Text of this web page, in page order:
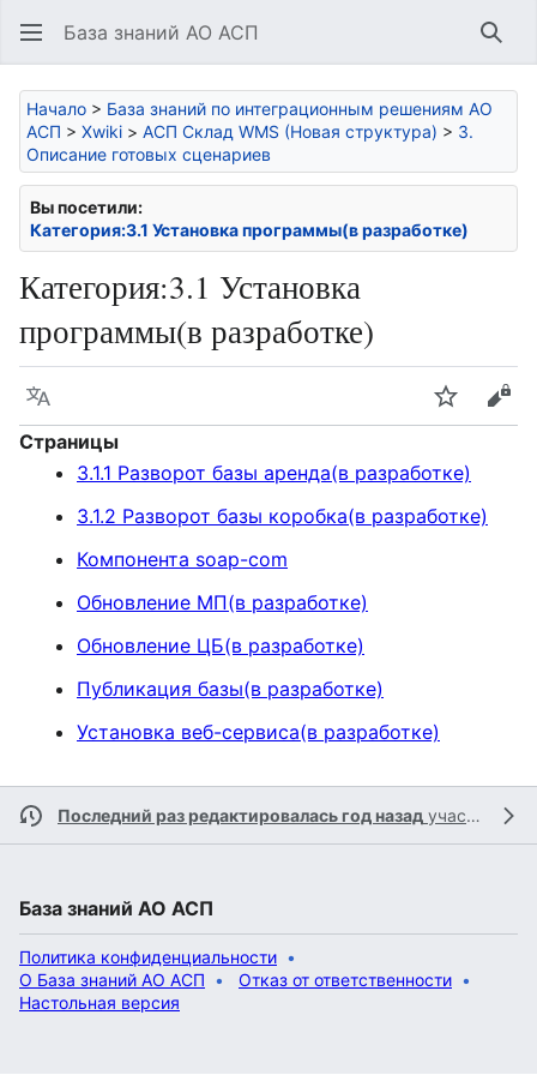
База знаний АО АСП
Начало > База знаний по интеграционным решениям АО
АСП > Xwiki > АСП Склад WMS (Новая структура) > 3.
Описание готовых сценариев
Вы посетили:
Категория:3.1 Установка программы(в разработке)
Категория:3.1 Установка
программы(в разработке)
Язык Следить
Страницы
3.1.1 Разворот базы аренда(в разработке)
3.1.2 Разворот базы коробка(в разработке)
Компонента soap-com
Обновление МП(в разработке)
Обновление ЦБ(в разработке)
Публикация базы(в разработке)
Установка веб-сервиса(в разработке)
Последний раз редактировалась год назад участником
База знаний АО АСП
Политика конфиденциальности
О База знаний АО АСП
Отказ от ответственности
Настольная версия